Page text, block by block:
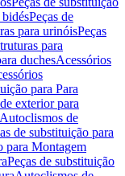
Peças de
para urinóisPeças
para
duchesAcessórios
para Para
exterior para
de
de substituição para
para Montagem
Peças de substituição